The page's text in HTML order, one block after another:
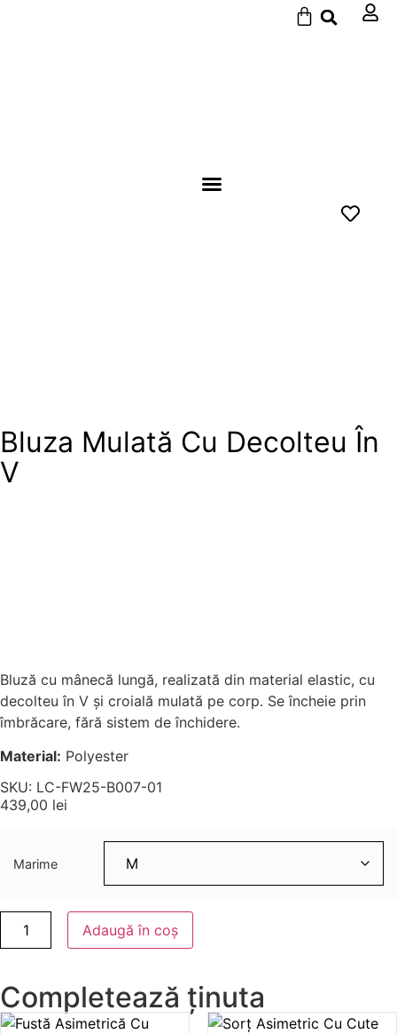
Bluza Mulată Cu Decolteu În
V
Bluză cu mânecă lungă, realizată din material elastic, cu
decolteu în V și croială mulată pe corp. Se încheie prin
îmbrăcare, fără sistem de închidere.
Material: Polyester
SKU: LC-FW25-B007-01
439,00 lei
Marime
Adaugă în coș
Completează ținuta